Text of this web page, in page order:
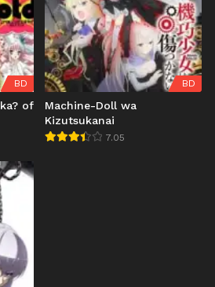
BD
of
BD
Machine-Doll wa
Kizutsukanai
7.05